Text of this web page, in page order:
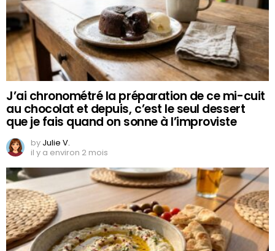
J’ai chronométré la préparation de ce mi-cuit
au chocolat et depuis, c’est le seul dessert
que je fais quand on sonne à l’improviste
by Julie V.
il y a environ 2 mois